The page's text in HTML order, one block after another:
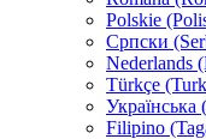
Polskie
Српски
Nederlands
Türkçe
Filipino